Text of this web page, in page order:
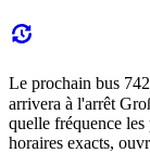
Le prochain bus
arrivera à l'arrêt
quelle fréquence
horaires exacts,